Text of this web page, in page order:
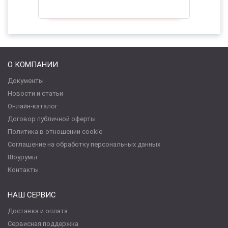
О КОМПАНИИ
Документы
Новости и статьи
Онлайн-каталог
Договор публичной оферты
Политика в отношении cookie
Соглашение на обработку персональных данных
Шоурумы
Контакты
НАШ СЕРВИС
Доставка и оплата
Сервисная поддержка